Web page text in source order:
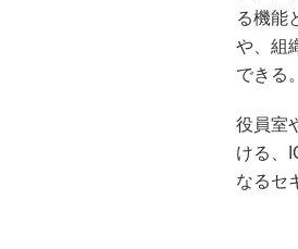
る機能
や、組
できる。
役員室
ける、
なるセ